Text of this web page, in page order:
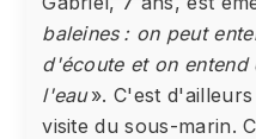
baleines : on peut
d'écoute et on entend
l'eau». C'est
visite du sous-marin.